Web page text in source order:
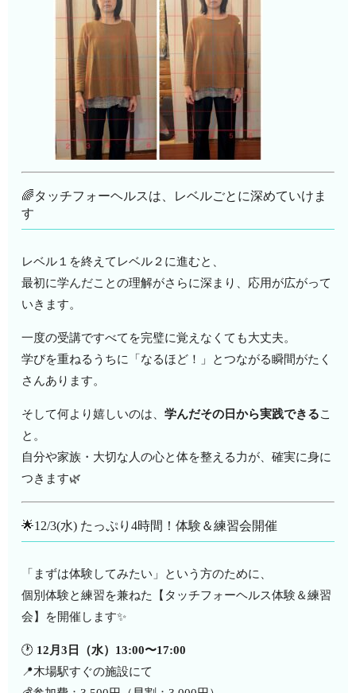
🌈タッチフォーヘルスは、レベルごとに深めていけま
す
レベル１を終えてレベル２に進むと、
最初に学んだことの理解がさらに深まり、応用が広がって
いきます。
一度の受講ですべてを完璧に覚えなくても大丈夫。
学びを重ねるうちに「なるほど！」とつながる瞬間がたく
さんあります。
そして何より嬉しいのは、学んだその日から実践できるこ
と。
自分や家族・大切な人の心と体を整える力が、確実に身に
つきます🌿
🌟12/3(水) たっぷり4時間！体験＆練習会開催
「まずは体験してみたい」という方のために、
個別体験と練習を兼ねた【タッチフォーヘルス体験＆練習
会】を開催します✨
🕐 12月3日（水）13:00〜17:00
📍木場駅すぐの施設にて